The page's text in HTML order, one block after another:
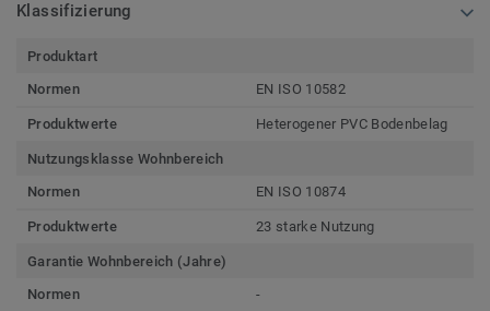
Klassifizierung
Produktart
Normen
EN ISO 10582
Produktwerte Heterogener PVC Bodenbelag
Nutzungsklasse Wohnbereich
Normen
EN ISO 10874
Produktwerte 23 starke Nutzung
Garantie Wohnbereich (Jahre)
Normen
-